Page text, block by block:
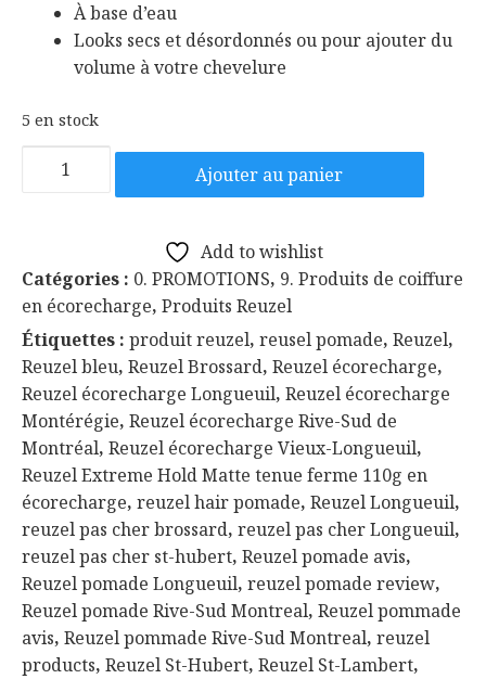
À base d’eau
Looks secs et désordonnés ou pour ajouter du
volume à votre chevelure
5 en stock
quantité
Matte
tenue
ferme
110g
en
écorecharge
Ajouter au panier
Add to wishlist
Catégories : 0. PROMOTIONS, 9. Produits de coiffure
en écorecharge, Produits Reuzel
Étiquettes : produit reuzel, reusel pomade, Reuzel,
Reuzel bleu, Reuzel Brossard, Reuzel écorecharge,
Reuzel écorecharge Longueuil, Reuzel écorecharge
Montérégie, Reuzel écorecharge Rive-Sud de
Montréal, Reuzel écorecharge Vieux-Longueuil,
Reuzel Extreme Hold Matte tenue ferme 110g en
écorecharge, reuzel hair pomade, Reuzel Longueuil,
reuzel pas cher brossard, reuzel pas cher Longueuil,
reuzel pas cher st-hubert, Reuzel pomade avis,
Reuzel pomade Longueuil, reuzel pomade review,
Reuzel pomade Rive-Sud Montreal, Reuzel pommade
avis, Reuzel pommade Rive-Sud Montreal, reuzel
products, Reuzel St-Hubert, Reuzel St-Lambert,